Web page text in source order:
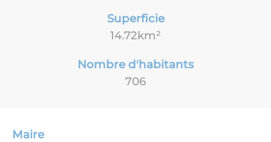
Superficie
14.72km²
Nombre d'habitants
706
Maire